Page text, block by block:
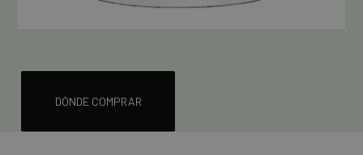
DÓNDE COMPRAR